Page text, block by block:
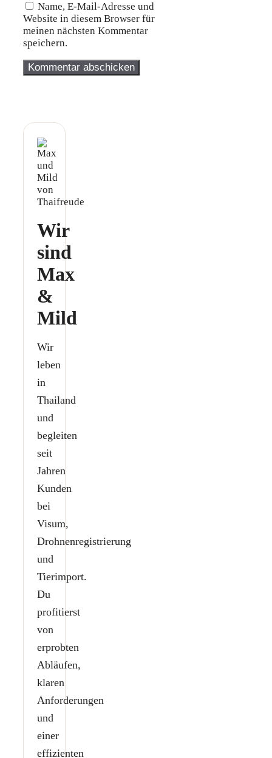
Name, E-Mail-Adresse und
Website in diesem Browser für
meinen nächsten Kommentar
speichern.
Wir
sind
Max
&
Mild
Wir
leben
in
Thailand
und
begleiten
seit
Jahren
Kunden
bei
Visum,
Drohnenregistrierung
und
Tierimport.
Du
profitierst
von
erprobten
Abläufen,
klaren
Anforderungen
und
einer
effizienten